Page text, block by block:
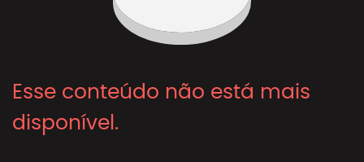
Esse conteúdo não está mais
disponível.